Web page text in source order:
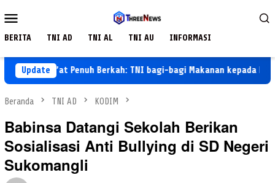
ke
Mobile
BERITA TNI AD TNI AL TNI AU INFORMASI
Update
Hari Jum’at Penuh Berkah: TNI bagi-bagi Makanan kepada Warga
Beranda TNI AD KODIM
Babinsa Datangi Sekolah Berikan
Sosialisasi Anti Bullying di SD Negeri
Sukomangli